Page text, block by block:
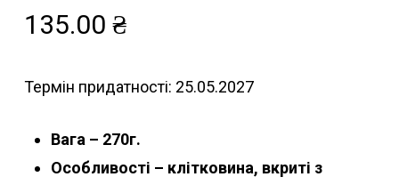
135.00 ₴
Термін придатності: 25.05.2027
Вага – 270г.
Особливості – клітковина, вкриті з